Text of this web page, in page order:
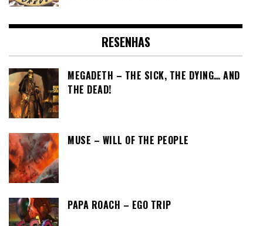
RESENHAS
MEGADETH – THE SICK, THE DYING… AND
THE DEAD!
MUSE – WILL OF THE PEOPLE
PAPA ROACH – EGO TRIP